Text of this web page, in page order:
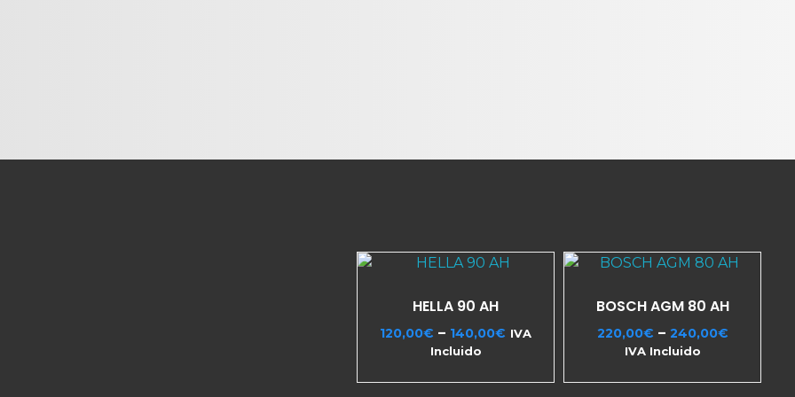
HELLA 90 AH
120,00€ – 140,00€ IVA
Incluido
BOSCH AGM 80 AH
220,00€ – 240,00€
IVA Incluido